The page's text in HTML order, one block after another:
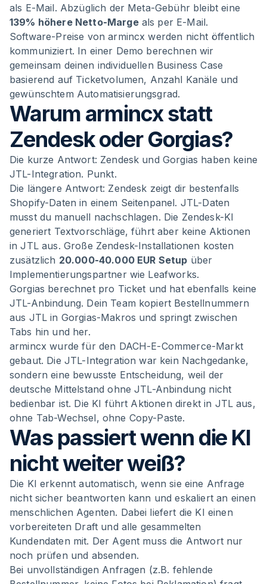
als E-Mail. Abzüglich der Meta-Gebühr bleibt eine
139% höhere Netto-Margeals per E-Mail.
Software-Preise von armincx werden nicht öffentlich
kommuniziert. In einer Demo berechnen wir
gemeinsam deinen individuellen Business Case
basierend auf Ticketvolumen, Anzahl Kanäle und
gewünschtem Automatisierungsgrad.
Warum armincx statt
Zendesk oder Gorgias?
Die kurze Antwort: Zendesk und Gorgias haben keine
JTL-Integration. Punkt.
Die längere Antwort: Zendesk zeigt dir bestenfalls
Shopify-Daten in einem Seitenpanel. JTL-Daten
musst du manuell nachschlagen. Die Zendesk-KI
generiert Textvorschläge, führt aber keine Aktionen
in JTL aus. Große Zendesk-Installationen kosten
zusätzlich 20.000-40.000 EUR Setup über
Implementierungspartner wie Leafworks.
Gorgias berechnet pro Ticket und hat ebenfalls keine
JTL-Anbindung. Dein Team kopiert Bestellnummern
aus JTL in Gorgias-Makros und springt zwischen
Tabs hin und her.
armincx wurde für den DACH-E-Commerce-Markt
gebaut. Die JTL-Integration war kein Nachgedanke,
sondern eine bewusste Entscheidung, weil der
deutsche Mittelstand ohne JTL-Anbindung nicht
bedienbar ist. Die KI führt Aktionen direkt in JTL aus,
ohne Tab-Wechsel, ohne Copy-Paste.
Was passiert wenn die KI
nicht weiter weiß?
Die KI erkennt automatisch, wenn sie eine Anfrage
nicht sicher beantworten kann und eskaliert an einen
menschlichen Agenten. Dabei liefert die KI einen
vorbereiteten Draft und alle gesammelten
Kundendaten mit. Der Agent muss die Antwort nur
noch prüfen und absenden.
Bei unvollständigen Anfragen (z.B. fehlende